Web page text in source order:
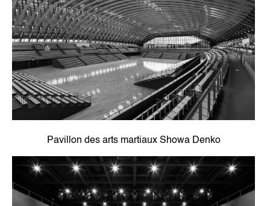
Pavillon des arts martiaux Showa Denko